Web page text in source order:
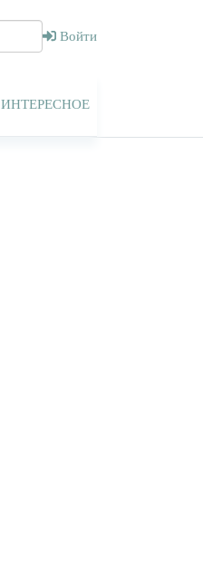
Войти
ИНТЕРЕСНОЕ